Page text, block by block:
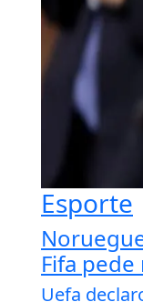
Esporte
Fifa
Uefa